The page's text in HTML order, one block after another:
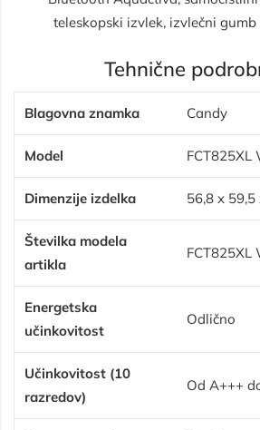
teleskopski izvlek, izvlečni
Tehnične
Blagovna znamka Candy
Model FCT825XL
Dimenzije izdelka 56,8 x 59,5
Številka modela
artikla
FCT825XL
Energetska
učinkovitost
Odlično
Učinkovitost (10
razredov)
Od A+++